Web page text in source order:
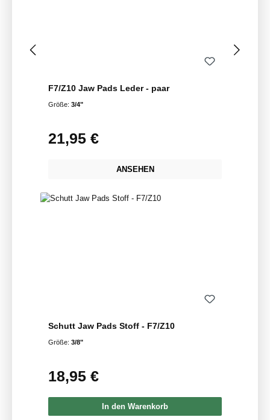
F7/Z10 Jaw Pads Leder - paar
Größe: 3/4"
Regulärer Preis:
21,95 €
ANSEHEN
Schutt Jaw Pads Stoff - F7/Z10
Größe: 3/8"
Regulärer Preis:
18,95 €
In den Warenkorb